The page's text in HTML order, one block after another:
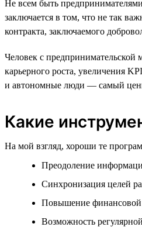
Не всем быть
заключается в том, что не так
контракта, заключаемого
Человек с предпринимательской
карьерного роста, увеличения
и автономные люди — самый
Какие
На мой взгляд, хороши те
Преодоление
Синхронизация целей
Повышение финансовой
Возможность